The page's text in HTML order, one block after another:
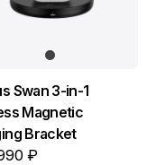
Swan 3-in-1
Magnetic
Bracket
₽